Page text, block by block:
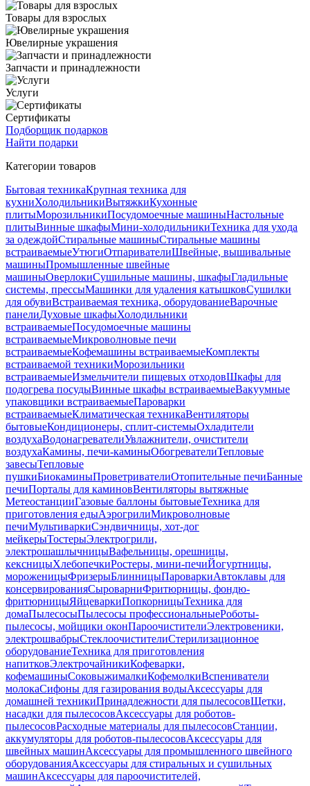
Товары для взрослых
Ювелирные украшения
Запчасти и принадлежности
Услуги
Сертификаты
Подборщик подарков
Найти подарки
Категории товаров
Бытовая техникаКрупная техника для
кухниХолодильникиВытяжкиКухонные
плитыМорозильникиПосудомоечные машиныНастольные
плитыВинные шкафыМини-холодильникиТехника для ухода
за одеждойСтиральные машиныСтиральные машины
встраиваемыеУтюгиОтпаривателиШвейные, вышивальные
машиныПромышленные швейные
машиныОверлокиСушильные машины, шкафыГладильные
системы, прессыМашинки для удаления катышковСушилки
для обувиВстраиваемая техника, оборудованиеВарочные
панелиДуховые шкафыХолодильники
встраиваемыеПосудомоечные машины
встраиваемыеМикроволновые печи
встраиваемыеКофемашины встраиваемыеКомплекты
встраиваемой техникиМорозильники
встраиваемыеИзмельчители пищевых отходовШкафы для
подогрева посудыВинные шкафы встраиваемыеВакуумные
упаковщики встраиваемыеПароварки
встраиваемыеКлиматическая техникаВентиляторы
бытовыеКондиционеры, сплит-системыОхладители
воздухаВодонагревателиУвлажнители, очистители
воздухаКамины, печи-каминыОбогревателиТепловые
завесыТепловые
пушкиБиокаминыПроветривателиОтопительные печиБанные
печиПорталы для каминовВентиляторы вытяжные
МетеостанцииГазовые баллоны бытовыеТехника для
приготовления едыАэрогрилиМикроволновые
печиМультиваркиСэндвичницы, хот-дог
мейкерыТостерыЭлектрогрили,
электрошашлычницыВафельницы, орешницы,
кексницыХлебопечкиРостеры, мини-печиЙогуртницы,
мороженицыФризерыБлинницыПароваркиАвтоклавы для
консервированияСыроварниФритюрницы, фондю-
фритюрницыЯйцеваркиПопкорницыТехника для
домаПылесосыПылесосы профессиональныеРоботы-
пылесосы, мойщики оконПароочистителиЭлектровеники,
электрошвабрыСтеклоочистителиСтерилизационное
оборудованиеТехника для приготовления
напитковЭлектрочайникиКофеварки,
кофемашиныСоковыжималкиКофемолкиВспениватели
молокаСифоны для газирования водыАксессуары для
домашней техникиПринадлежности для пылесосовЩетки,
насадки для пылесосовАксессуары для роботов-
пылесосовРасходные материалы для пылесосовСтанции,
аккумуляторы для роботов-пылесосовАксессуары для
швейных машинАксессуары для промышленного швейного
оборудованияАксессуары для стиральных и сушильных
машинАксессуары для пароочистителей,